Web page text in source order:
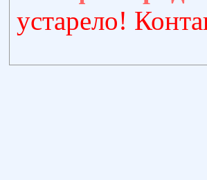
устарело!